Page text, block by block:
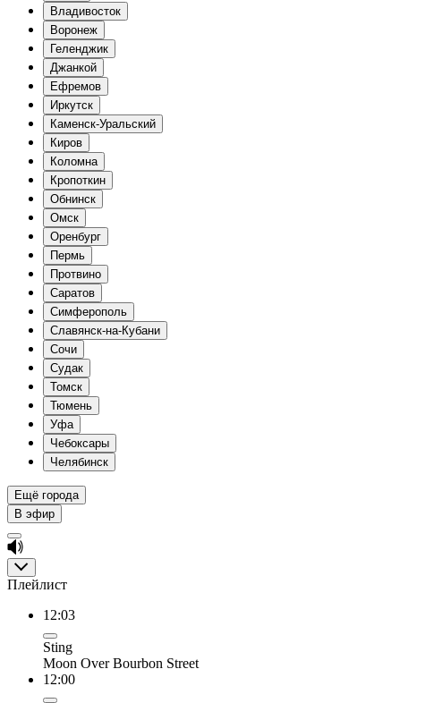
Владивосток
Воронеж
Геленджик
Джанкой
Ефремов
Иркутск
Каменск-Уральский
Киров
Коломна
Кропоткин
Обнинск
Омск
Оренбург
Пермь
Протвино
Саратов
Симферополь
Славянск-на-Кубани
Сочи
Судак
Томск
Тюмень
Уфа
Чебоксары
Челябинск
Ещё города
В эфир
Плейлист
12:03
Sting
Moon Over Bourbon Street
12:00